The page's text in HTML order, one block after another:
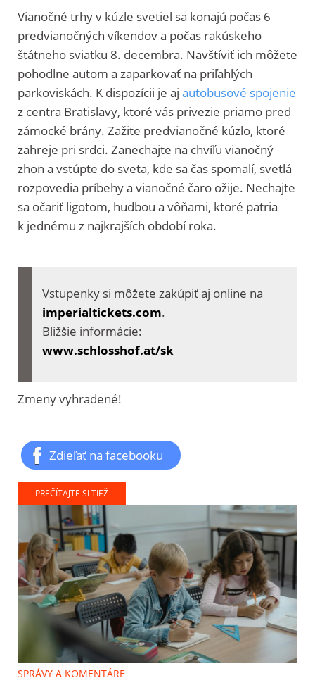
Vianočné trhy v kúzle svetiel sa konajú počas 6
predvianočných víkendov a počas rakúskeho
štátneho sviatku 8. decembra. Navštíviť ich môžete
pohodlne autom a zaparkovať na priľahlých
parkoviskách. K dispozícii je aj autobusové spojenie
z centra Bratislavy, ktoré vás privezie priamo pred
zámocké brány. Zažite predvianočné kúzlo, ktoré
zahreje pri srdci. Zanechajte na chvíľu vianočný
zhon a vstúpte do sveta, kde sa čas spomalí, svetlá
rozpovedia príbehy a vianočné čaro ožije. Nechajte
sa očariť ligotom, hudbou a vôňami, ktoré patria
k jednému z najkrajších období roka.
Vstupenky si môžete zakúpiť aj online na
imperialtickets.com.
Bližšie informácie:
www.schlosshof.at/sk
Zmeny vyhradené!
Zdieľať na facebooku
PREČÍTAJTE SI TIEŽ
SPRÁVY A KOMENTÁRE